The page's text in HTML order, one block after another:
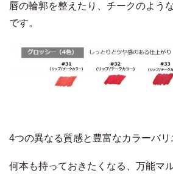
唇の輪郭を整えたり、チークのよう
です。
4つの異なる質感と豊富なカラーバリ
何本も持っておきたくなる、万能マ